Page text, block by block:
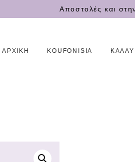
Αποστολές και
ΑΡΧΙΚΗ KOUFONISIA
ΑΡΧΙΚΗ
ΕΠΙΚΟΙΝΩΝΙΑ